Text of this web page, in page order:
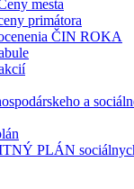
mesta
primátora
ČIN ROKA
a
PLÁN